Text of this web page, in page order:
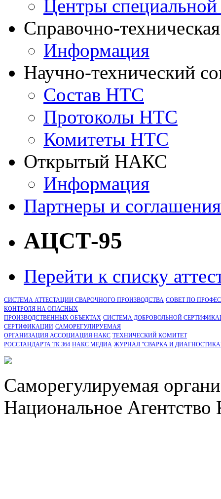
Центры
Справочно-
Информация
Научно-технический
Состав НТС
Протоколы НТС
Комитеты НТС
Открытый НАКС
Информация
Партнеры и соглашения
АЦСТ-95
Перейти к списку
СИСТЕМА АТТЕСТАЦИИ СВАРОЧНОГО ПРОИЗВОДСТВА СОВЕТ ПО
КОНТРОЛЯ НА ОПАСНЫХ
ПРОИЗВОДСТВЕННЫХ ОБЪЕКТАХ СИСТЕМА ДОБРОВОЛЬНОЙ
CЕРТИФИКАЦИИ САМОРЕГУЛИРУЕМАЯ
ОРГАНИЗАЦИЯ АССОЦИАЦИЯ НАКС ТЕХНИЧЕСКИЙ КОМИТЕТ
РОССТАНДАРТА ТК 364 НАКС МЕДИА ЖУРНАЛ "СВАРКА И
Саморегулируемая
Национальное Агентство